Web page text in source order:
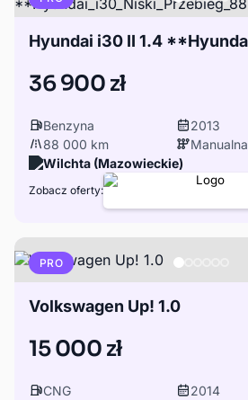
36 900 zł
Benzyna
2013
88 000 km
Manualna
Wilchta (Mazowieckie)
Zobacz oferty:
PRO
Volkswagen Up! 1.0
15 000 zł
CNG
2014